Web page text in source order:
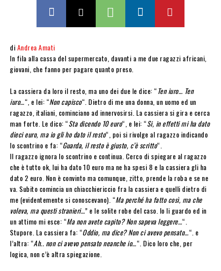
diAndrea Amati
In fila alla cassa del supermercato, davanti a me due ragazzi africani,
giovani, che fanno per pagare quanto preso.
La cassiera da loro il resto, ma uno dei due le dice: “Ten iuro… Ten
iuro…“, e lei: “Non capisco“. Dietro di me una donna, un uomo ed un
ragazzo, italiani, cominciano ad innervosirsi. La cassiera si gira e cerca
man forte. Le dico: “Sta dicendo 10 euro“, e lei: “Si, in effetti mi ha dato
dieci euro, ma io gli ho dato il resto“, poi si rivolge al ragazzo indicando
lo scontrino e fa: “Guarda, il resto è giusto, c’è scritto“.
Il ragazzo ignora lo scontrino e continua. Cerco di spiegare al ragazzo
che è tutto ok, lui ha dato 10 euro ma ne ha spesi 8 e la cassiera gli ha
dato 2 euro. Non è convinto ma comunque, zitto, prende la roba e se ne
va. Subito comincia un chiacchiericcio fra la cassiera e quelli dietro di
me (evidentemente si conoscevano). “Ma perché ha fatto così, ma che
voleva, ma questi stranieri…” e le solite robe del caso. Io li guardo ed in
un attimo mi esce: “Ma non avete capito? Non sapeva leggere…“.
Stupore. La cassiera fa: “Oddio, ma dice? Non ci avevo pensato…“. e
l’altra: “Ah.. non ci avevo pensato neanche io…“. Dico loro che, per
logica, non c’è altra spiegazione.